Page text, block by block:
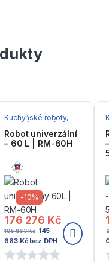
Kuchyňské roboty,
planetární mixéry
Robot univerzální
– 60 L | RM-60H
-10%
176 276 Kč
195 863Kč 145
683 Kčbez DPH